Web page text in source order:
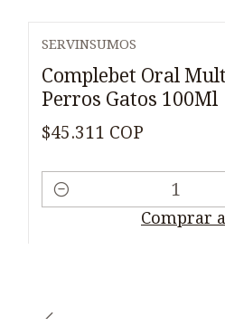
SERVINSUMOS
Complebet Oral
Perros Gatos 100Ml
$45.311 COP
Cantidad
Comprar